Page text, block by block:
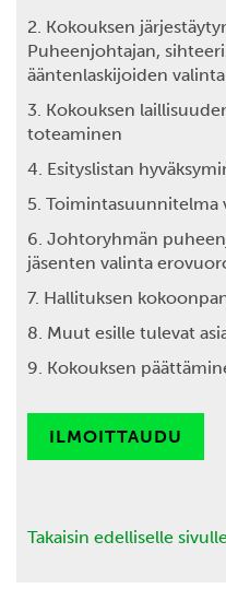
2. Kokouksen
Puheenjohtajan,
ääntenlaskijoiden valinta
3. Kokouksen
toteaminen
4. Esityslistan
5. Toimintasuunnitelma
6. Johtoryhmän
jäsenten valinta
7. Hallituksen
8. Muut esille tulevat
9. Kokouksen
ILMOITTAUDU
Takaisin edelliselle